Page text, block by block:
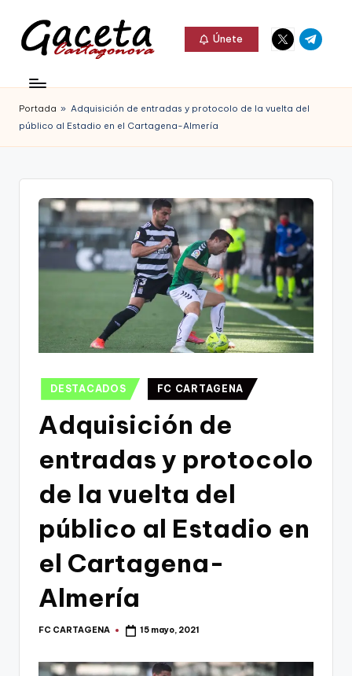
Saltar
contenido
c
e
t
Gaceta
Cartagonova,
La
que
informa
Cartagena,
Únete
Elemento
del
Elemento
del
Portada » Adquisición de entradas y protocolo de la vuelta del
público al Estadio en el Cartagena-Almería
Publicado
en
DESTACADOS FC CARTAGENA
Adquisición de
entradas y protocolo
de la vuelta del
público al Estadio en
el Cartagena-
Almería
Publicado
FC CARTAGENA 15 mayo, 2021